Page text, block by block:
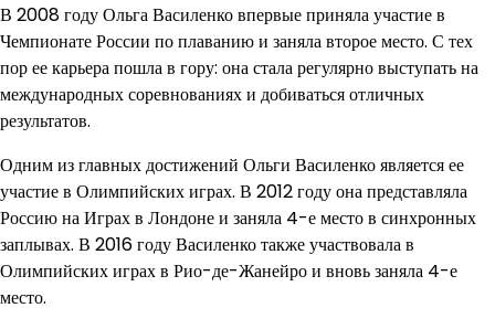
В 2008 году Ольга Василенко впервые приняла участие в
Чемпионате России по плаванию и заняла второе место. С тех
пор ее карьера пошла в гору: она стала регулярно выступать на
международных соревнованиях и добиваться отличных
результатов.
Одним из главных достижений Ольги Василенко является ее
участие в Олимпийских играх. В 2012 году она представляла
Россию на Играх в Лондоне и заняла 4-е место в синхронных
заплывах. В 2016 году Василенко также участвовала в
Олимпийских играх в Рио-де-Жанейро и вновь заняла 4-е
место.